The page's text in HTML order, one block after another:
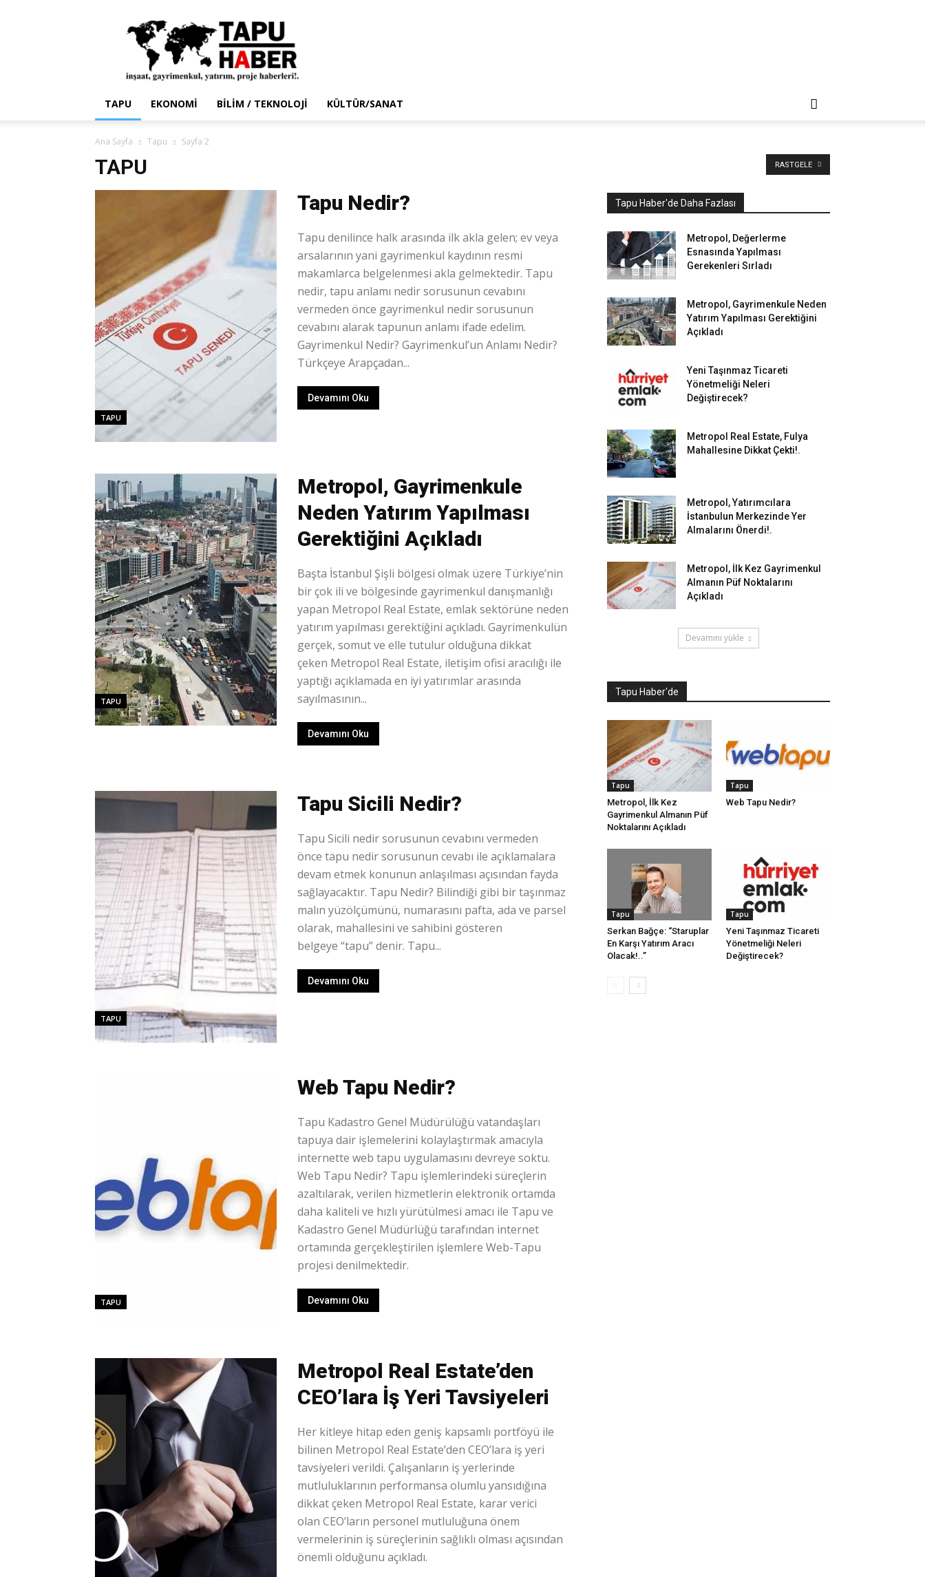
Tapu
Haber
TAPU EKONOMI BILIM / TEKNOLOJI KÜLTÜR/SANAT
Ana Sayfa Tapu Sayfa 2
TAPU RASTGELE
TAPU
Tapu Nedir?
Tapu denilince halk arasında ilk akla gelen; ev veya
arsalarının yani gayrimenkul kaydının resmi
makamlarca belgelenmesi akla gelmektedir. Tapu
nedir, tapu anlamı nedir sorusunun cevabını
vermeden önce gayrimenkul nedir sorusunun
cevabını alarak tapunun anlamı ifade edelim.
Gayrimenkul Nedir? Gayrimenkul’un Anlamı Nedir?
Türkçeye Arapçadan...
Devamını Oku
TAPU
Metropol, Gayrimenkule
Neden Yatırım Yapılması
Gerektiğini Açıkladı
Başta İstanbul Şişli bölgesi olmak üzere Türkiye’nin
bir çok ili ve bölgesinde gayrimenkul danışmanlığı
yapan Metropol Real Estate, emlak sektörüne neden
yatırım yapılması gerektiğini açıkladı. Gayrimenkulün
gerçek, somut ve elle tutulur olduğuna dikkat
çeken Metropol Real Estate, iletişim ofisi aracılığı ile
yaptığı açıklamada en iyi yatırımlar arasında
sayılmasının...
Devamını Oku
TAPU
Tapu Sicili Nedir?
Tapu Sicili nedir sorusunun cevabını vermeden
önce tapu nedir sorusunun cevabı ile açıklamalara
devam etmek konunun anlaşılması açısından fayda
sağlayacaktır. Tapu Nedir? Bilindiği gibi bir taşınmaz
malın yüzölçümünü, numarasını pafta, ada ve parsel
olarak, mahallesini ve sahibini gösteren
belgeye “tapu” denir. Tapu...
Devamını Oku
TAPU
Web Tapu Nedir?
Tapu Kadastro Genel Müdürülüğü vatandaşları
tapuya dair işlemelerini kolaylaştırmak amacıyla
internette web tapu uygulamasını devreye soktu.
Web Tapu Nedir? Tapu işlemlerindeki süreçlerin
azaltılarak, verilen hizmetlerin elektronik ortamda
daha kaliteli ve hızlı yürütülmesi amacı ile Tapu ve
Kadastro Genel Müdürlüğü tarafından internet
ortamında gerçekleştirilen işlemlere Web-Tapu
projesi denilmektedir.
Devamını Oku
Metropol Real Estate’den
CEO’lara İş Yeri Tavsiyeleri
Her kitleye hitap eden geniş kapsamlı portföyü ile
bilinen Metropol Real Estate’den CEO’lara iş yeri
tavsiyeleri verildi. Çalışanların iş yerlerinde
mutluluklarının performansa olumlu yansıdığına
dikkat çeken Metropol Real Estate, karar verici
olan CEO’ların personel mutluluğuna önem
vermelerinin iş süreçlerinin sağlıklı olması açısından
önemli olduğunu açıkladı.
Tapu Haber'de Daha Fazlası
Metropol, Değerlerme
Esnasında Yapılması
Gerekenleri Sırladı
Metropol, Gayrimenkule Neden
Yatırım Yapılması Gerektiğini
Açıkladı
Yeni Taşınmaz Ticareti
Yönetmeliği Neleri
Değiştirecek?
Metropol Real Estate, Fulya
Mahallesine Dikkat Çekti!.
Metropol, Yatırımcılara
İstanbulun Merkezinde Yer
Almalarını Önerdi!.
Metropol, İlk Kez Gayrimenkul
Almanın Püf Noktalarını
Açıkladı
Devamını yükle
Tapu Haber'de
Tapu
Metropol, İlk Kez
Gayrimenkul Almanın Püf
Noktalarını Açıkladı
Tapu
Web Tapu Nedir?
Tapu
Serkan Bağçe: “Staruplar
En Karşı Yatırım Aracı
Olacak!..”
Tapu
Yeni Taşınmaz Ticareti
Yönetmeliği Neleri
Değiştirecek?